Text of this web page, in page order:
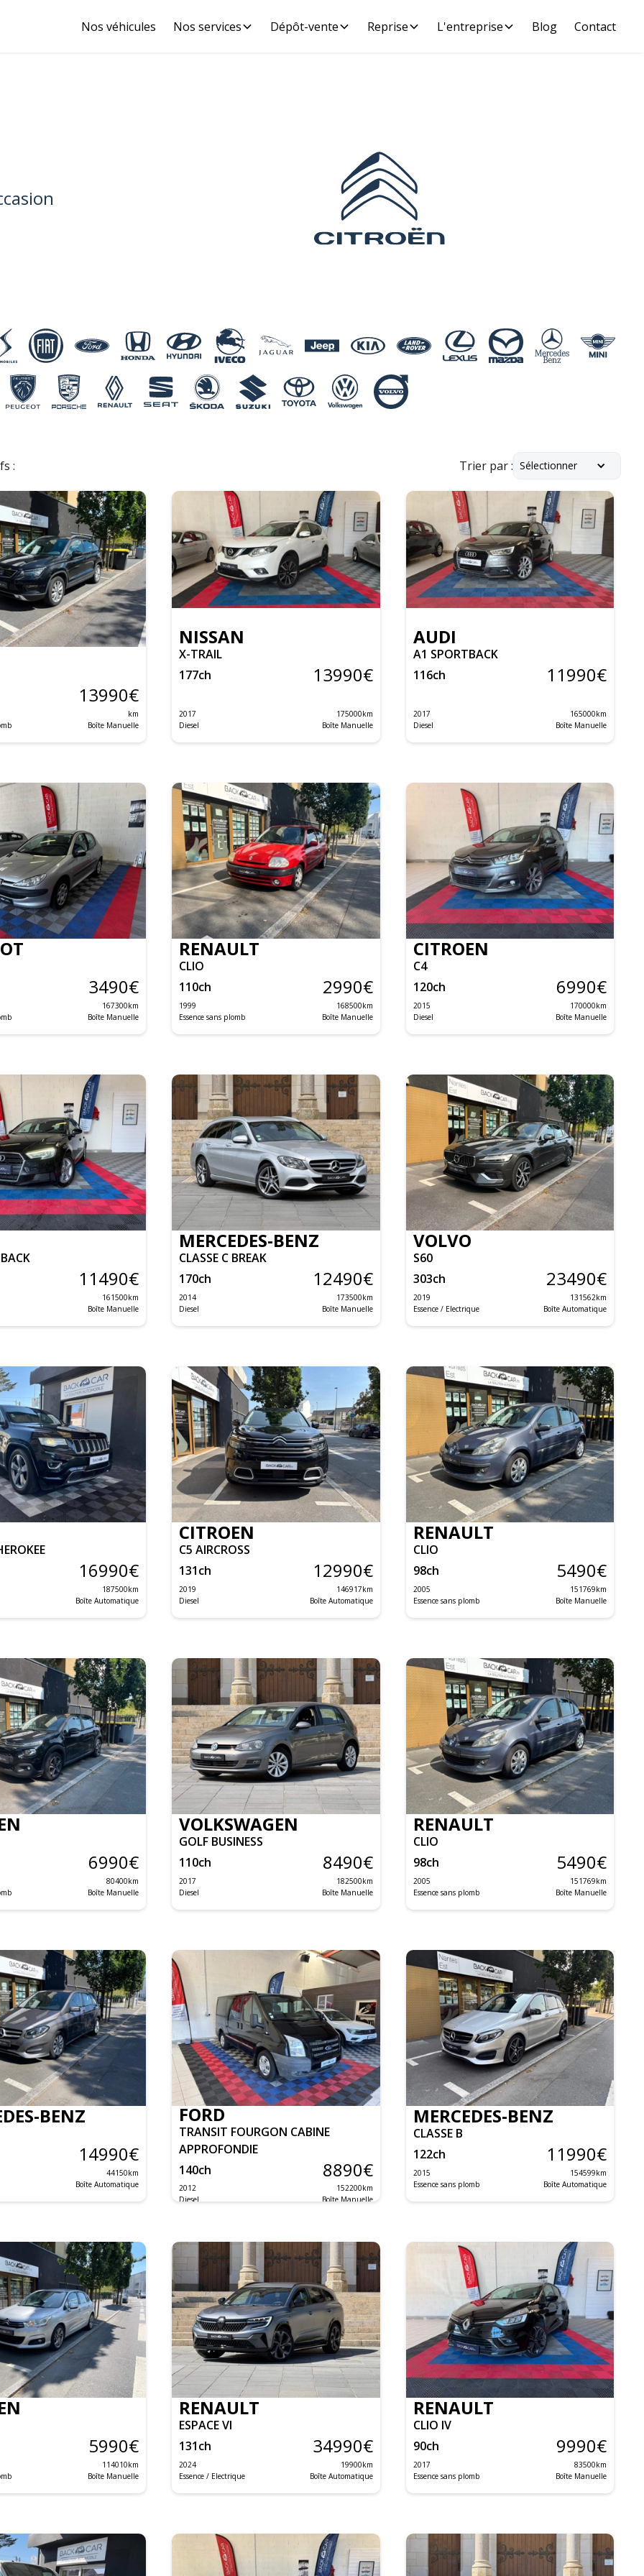
Nos véhicules Nos services Dépôt-vente Reprise L'entreprise Blog Contact
: Trier par : Sélectionner
13990€
km
Boîte Manuelle
NISSAN
X-TRAIL
177ch 13990€
2017 175000km
Diesel
Boîte Manuelle
AUDI
A1 SPORTBACK
116ch 11990€
2017 165000km
Diesel
Boîte Manuelle
3490€
167300km
Boîte Manuelle
RENAULT
CLIO
110ch 2990€
1999 168500km
Essence sans plomb
Boîte Manuelle
CITROEN
C4
120ch 6990€
2015 170000km
Diesel
Boîte Manuelle
11490€
161500km
Boîte Manuelle
MERCEDES-BENZ
CLASSE C BREAK
170ch 12490€
2014 173500km
Diesel
Boîte Manuelle
VOLVO
S60
303ch 23490€
2019 131562km
Essence / Electrique
Boîte Automatique
16990€
187500km
Boîte Automatique
CITROEN
C5 AIRCROSS
131ch 12990€
2019 146917km
Diesel
Boîte Automatique
RENAULT
CLIO
98ch 5490€
2005 151769km
Essence sans plomb
Boîte Manuelle
6990€
80400km
Boîte Manuelle
VOLKSWAGEN
GOLF BUSINESS
110ch 8490€
2017 182500km
Diesel
Boîte Manuelle
RENAULT
CLIO
98ch 5490€
2005 151769km
Essence sans plomb
Boîte Manuelle
BENZ
14990€
44150km
Boîte Automatique
FORD
TRANSIT FOURGON CABINE
APPROFONDIE
140ch 8890€
2012 152200km
Diesel
Boîte Manuelle
MERCEDES-BENZ
CLASSE B
122ch 11990€
2015 154599km
Essence sans plomb
Boîte Automatique
5990€
114010km
Boîte Manuelle
RENAULT
ESPACE VI
131ch 34990€
2024 19900km
Essence / Electrique
Boîte Automatique
RENAULT
CLIO IV
90ch 9990€
2017 83500km
Essence sans plomb
Boîte Manuelle